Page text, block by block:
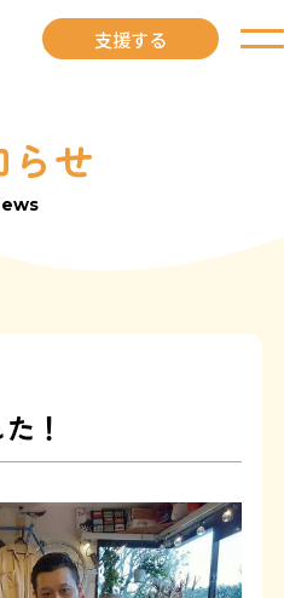
らせ
かりました
る質問
支援する
らせ
！